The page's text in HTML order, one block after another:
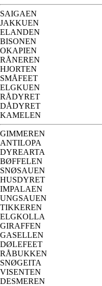
SAIGAEN
JAKKUEN
ELANDEN
BISONEN
OKAPIEN
RÅNEREN
HJORTEN
SMÅFEET
ELGKUEN
RÅDYRET
DÅDYRET
KAMELEN
GIMMEREN
ANTILOPA
DYREARTA
BØFFELEN
SNØSAUEN
HUSDYRET
IMPALAEN
UNGSAUEN
TIKKEREN
ELGKOLLA
GIRAFFEN
GASELLEN
DØLEFEET
RÅBUKKEN
SNØGEITA
VISENTEN
DESMEREN